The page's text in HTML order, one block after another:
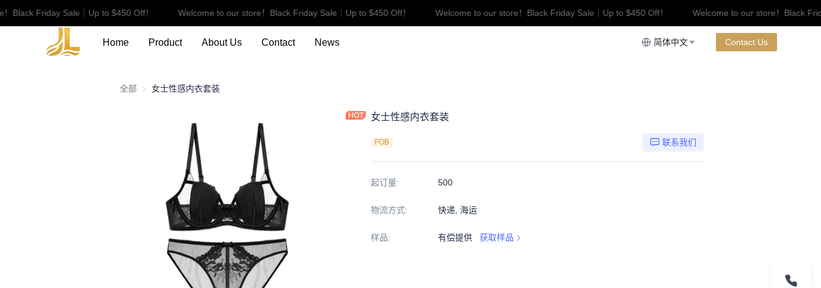
Black Friday Sale｜Up to $450 Off！ Welcome to our store！Black Friday Sale｜Up to $450 Off！ Welcome to our store！Black Friday Sale｜Up to $450 Off！
Welcome to our store！Black
Welcome to our store！Black Friday Sale｜Up to $450 Off！
Home Product About Us Contact News 简体中文 Contact Us
全部 女士性感内衣套装
女士性感内衣套装
FOB 联系我们
起订量: 500
物流方式: 快递, 海运
样品: 有偿提供 获取样品